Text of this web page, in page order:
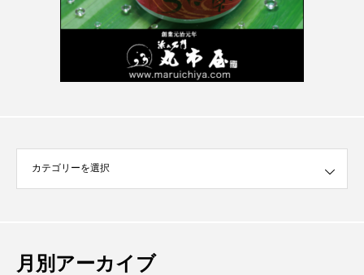
月別アーカイブ